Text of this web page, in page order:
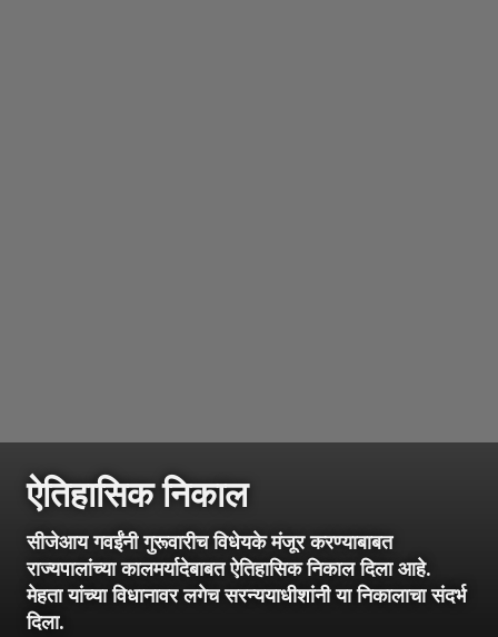
ऐतिहासिक निकाल
सीजेआय गवईंनी गुरूवारीच विधेयके मंजूर करण्याबाबत
राज्यपालांच्या कालमर्यादेबाबत ऐतिहासिक निकाल दिला आहे.
मेहता यांच्या विधानावर लगेच सरन्ययाधीशांनी या निकालाचा संदर्भ
दिला.